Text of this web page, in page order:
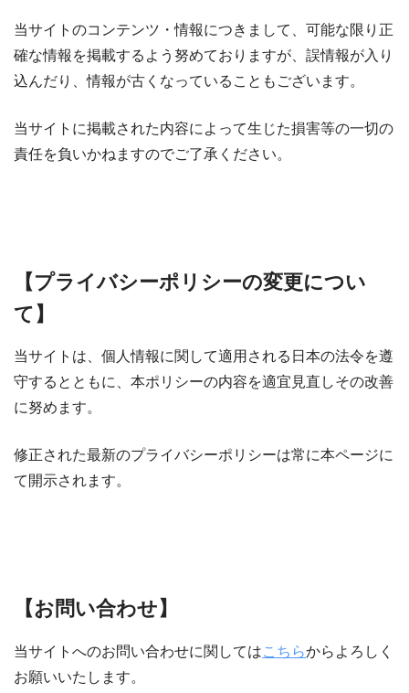
当サイトのコンテンツ・情報につきまして、可能な限り正
確な情報を掲載するよう努めておりますが、誤情報が入り
込んだり、情報が古くなっていることもございます。
当サイトに掲載された内容によって生じた損害等の一切の
責任を負いかねますのでご了承ください。
【プライバシーポリシーの変更につい
て】
当サイトは、個人情報に関して適用される日本の法令を遵
守するとともに、本ポリシーの内容を適宜見直しその改善
に努めます。
修正された最新のプライバシーポリシーは常に本ページに
て開示されます。
【お問い合わせ】
当サイトへのお問い合わせに関してはこちらからよろしく
お願いいたします。